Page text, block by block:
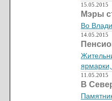
15.05.2015
Мэры
Во
14.05.2015
11.05.2015
В